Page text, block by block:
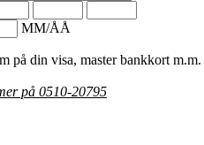
MM/ÅÅ
på din visa, master bankkort
på 0510-20795